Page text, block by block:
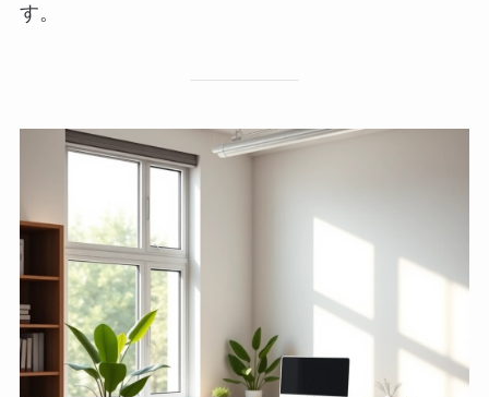
す。